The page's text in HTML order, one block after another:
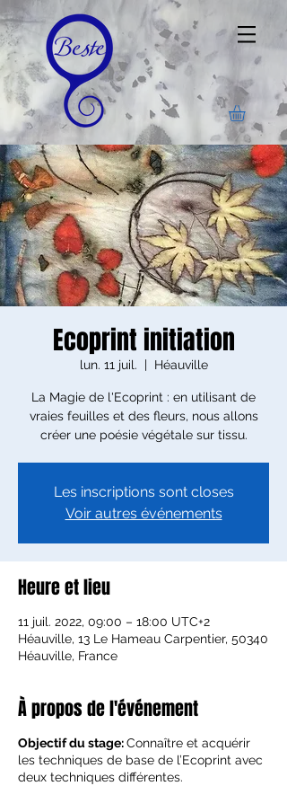
Ecoprint initiation
lun. 11 juil.
  |
Héauville
La Magie de l'Ecoprint : en utilisant de
vraies feuilles et des fleurs, nous allons
créer une poésie végétale sur tissu.
Les inscriptions sont closes
Voir autres événements
Heure et lieu
11 juil. 2022, 09:00 – 18:00 UTC+2
Héauville, 13 Le Hameau Carpentier, 50340
Héauville, France
À propos de l'événement
Objectif du stage:Connaître et acquérir
les techniques de base de l’Ecoprint avec
deux techniques différentes.